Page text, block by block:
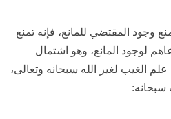
وجود المقتضي للمانع، فإنه تمنع
لوجود المانع، وهو اشتمال
الغيب لغير الله سبحانه وتعالى،